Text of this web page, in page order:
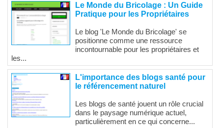
Le Monde du Bricolage : Un Guide
Pratique pour les Propriétaires
Le blog 'Le Monde du Bricolage' se
positionne comme une ressource
incontournable pour les propriétaires et
les...
L'importance des blogs santé pour
le référencement naturel
Les blogs de santé jouent un rôle crucial
dans le paysage numérique actuel,
particulièrement en ce qui concerne...